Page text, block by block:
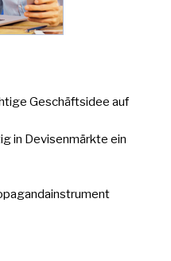
Geschäftsidee auf
in Devisenmärkte ein